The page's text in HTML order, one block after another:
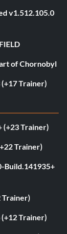
v1.512.105.0
of Chornobyl
Trainer)
(+23 Trainer)
Trainer)
Build.141935+
Trainer)
Trainer)